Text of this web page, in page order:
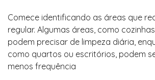
Comece identificando as áreas que
regular. Algumas áreas, como
podem precisar de limpeza diária,
como quartos ou escritórios, podem
menos frequência